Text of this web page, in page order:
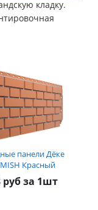
кладку.
панели Дёке
Красный
руб за 1шт